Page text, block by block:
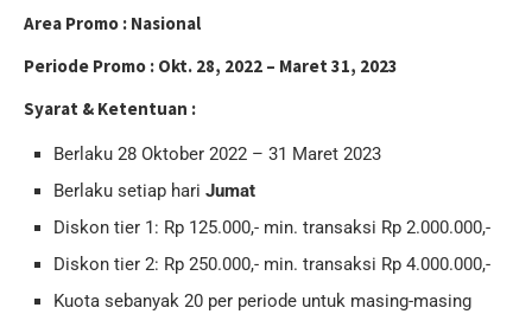
Area Promo : Nasional
Periode Promo : Okt. 28, 2022 – Maret 31, 2023
Syarat & Ketentuan :
Berlaku 28 Oktober 2022 – 31 Maret 2023
Berlaku setiap hari Jumat
Diskon tier 1: Rp 125.000,- min. transaksi Rp 2.000.000,-
Diskon tier 2: Rp 250.000,- min. transaksi Rp 4.000.000,-
Kuota sebanyak 20 per periode untuk masing-masing